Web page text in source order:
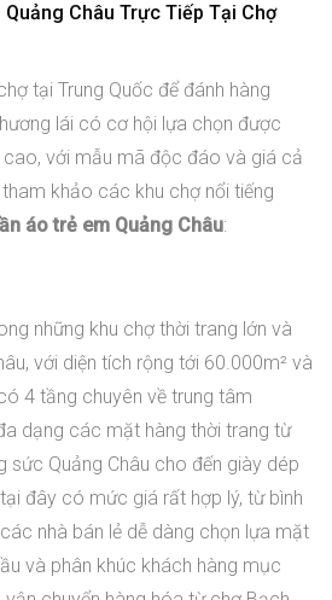
Quảng Châu Trực Tiếp Tại Chợ
tại Trung Quốc để đánh hàng
lái có cơ hội lựa chọn được
cao, với mẫu mã độc đáo và giá cả
khảo các khu chợ nổi tiếng
áo trẻ em Quảng Châu:
những khu chợ thời trang lớn và
với diện tích rộng tới 60.000m² và
4 tầng chuyên về trung tâm
dạng các mặt hàng thời trang từ
sức Quảng Châu cho đến giày dép
đây có mức giá rất hợp lý, từ bình
nhà bán lẻ dễ dàng chọn lựa mặt
và phân khúc khách hàng mục